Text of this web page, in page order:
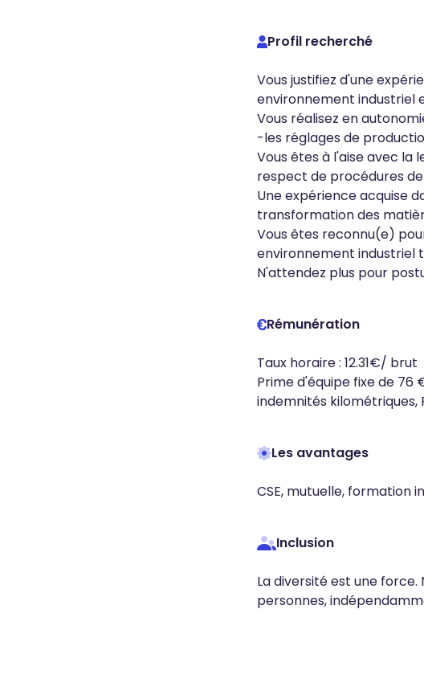
Profil recherché
Vous justifiez d'une
environnement industriel
Vous réalisez en
-les réglages de
Vous êtes à l'aise avec la
respect de procédures
Une expérience acquise
transformation des
Vous êtes reconnu(e)
environnement industriel
N'attendez plus pour
Rémunération
Taux horaire : 12.31€/ brut
Prime d'équipe fixe de 76
indemnités
Les avantages
CSE, mutuelle, formation
Inclusion
La diversité est une
personnes,